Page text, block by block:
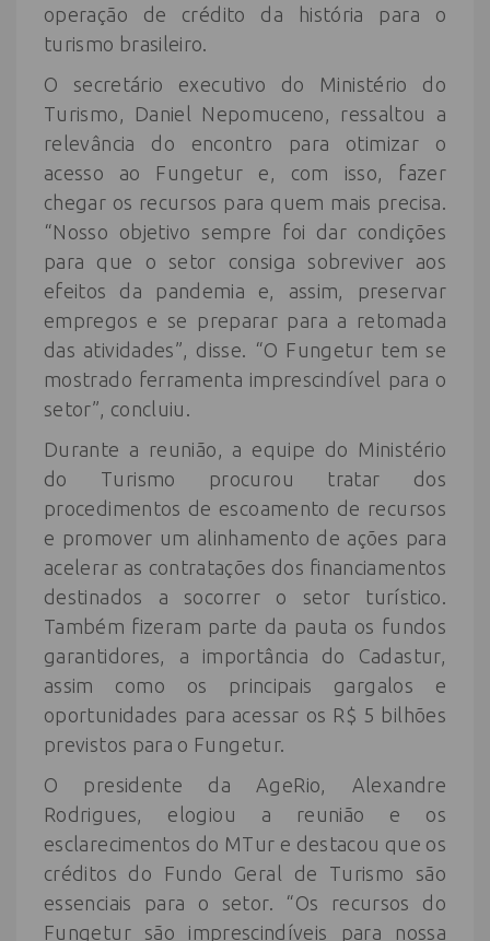
operação de crédito da história para o
turismo brasileiro.
O secretário executivo do Ministério do
Turismo, Daniel Nepomuceno, ressaltou a
relevância do encontro para otimizar o
acesso ao Fungetur e, com isso, fazer
chegar os recursos para quem mais precisa.
“Nosso objetivo sempre foi dar condições
para que o setor consiga sobreviver aos
efeitos da pandemia e, assim, preservar
empregos e se preparar para a retomada
das atividades”, disse. “O Fungetur tem se
mostrado ferramenta imprescindível para o
setor”, concluiu.
Durante a reunião, a equipe do Ministério
do Turismo procurou tratar dos
procedimentos de escoamento de recursos
e promover um alinhamento de ações para
acelerar as contratações dos financiamentos
destinados a socorrer o setor turístico.
Também fizeram parte da pauta os fundos
garantidores, a importância do Cadastur,
assim como os principais gargalos e
oportunidades para acessar os R$ 5 bilhões
previstos para o Fungetur.
O presidente da AgeRio, Alexandre
Rodrigues, elogiou a reunião e os
esclarecimentos do MTur e destacou que os
créditos do Fundo Geral de Turismo são
essenciais para o setor. “Os recursos do
Fungetur são imprescindíveis para nossa